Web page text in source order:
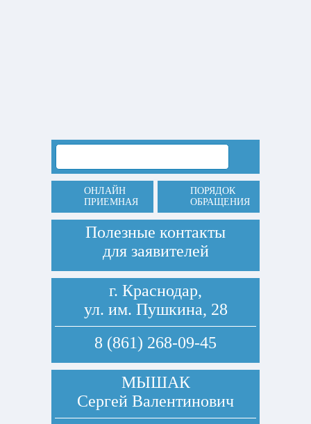
ОНЛАЙН
ПРИЕМНАЯ
ПОРЯДОК
ОБРАЩЕНИЯ
Полезные контакты
для заявителей
г. Краснодар,
ул. им. Пушкина, 28
8 (861) 268-09-45
МЫШАК
Сергей Валентинович